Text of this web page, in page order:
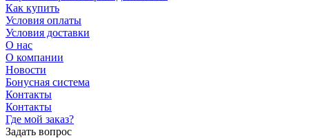
Как купить
Условия оплаты
Условия доставки
О нас
О компании
Новости
Бонусная система
Контакты
Контакты
Где мой заказ?
Задать вопрос